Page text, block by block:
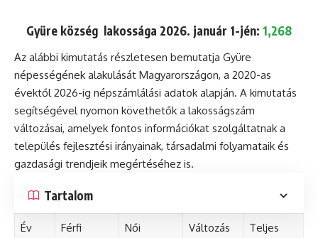
Gyüre község lakossága 2026. január 1-jén: 1,268
Az alábbi kimutatás részletesen bemutatja Gyüre
népességének alakulását Magyarországon, a 2020-as
évektől 2026-ig népszámlálási adatok alapján. A kimutatás
segítségével nyomon követhetők a lakosságszám
változásai, amelyek fontos információkat szolgáltatnak a
település fejlesztési irányainak, társadalmi folyamataik és
gazdasági trendjeik megértéséhez is.
Tartalom
Év
Férfi
Női
Változás
Teljes